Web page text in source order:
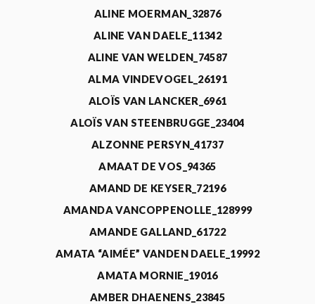
ALINE MOERMAN_32876
ALINE VAN DAELE_11342
ALINE VAN WELDEN_74587
ALMA VINDEVOGEL_26191
ALOÏS VAN LANCKER_6961
ALOÏS VAN STEENBRUGGE_23404
ALZONNE PERSYN_41737
AMAAT DE VOS_94365
AMAND DE KEYSER_72196
AMANDA VANCOPPENOLLE_128999
AMANDE GALLAND_61722
AMATA “AIMÉE” VANDEN DAELE_19992
AMATA MORNIE_19016
AMBER DHAENENS_23845